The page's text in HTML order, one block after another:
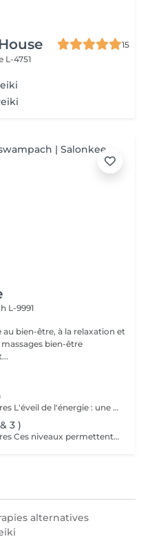
15
L-4751
L-9991
au bien-être, à la relaxation et
Formation : 2 Journées de 6 heures L'éveil de l'énergie : une initiation à l'énergie universelle du Reiki Usui. Ce 1er niveau permet d'apprendre à canaliser et transmettre l'énergie par imposition des mains, sur soi et sur autrui. La formation aborde les bases de la méthode traditionnelle de Mikao Usui, la purification énergétique, les auto-traitements et la découverte du centre intérieur. Cours en présentiel, théorique , pratique et initiation. Accessible a tous. Prévoir son pique nique.
3 )
Formation : 2 Journées de 6 heures Ces niveaux permettent d'approfondir la pratique énergétique à travers la découverte des symboles sacrés, le travail à distance et la guérison émotionnelle, tout en ouvrant la voie vers la maîtrise intérieure. Un voyage de transformation et de rayonnement, où l'énergie du Reiki devient une véritable voie de conscience et de paix intérieure. Initiation aux symboles Reiki Usui. Cours en présentiel, pratique et théorique. Attention accès uniquement si vous avez passez le niveau 1. Prévoir pique nique.
alternatives